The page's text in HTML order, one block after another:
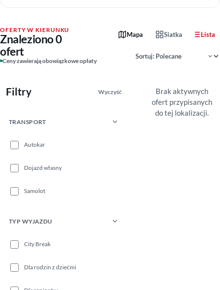
OFERTY W KIERUNKU
Znaleziono 0
ofert
Ceny zawierają obowiązkowe opłaty
Mapa Siatka Lista
Filtry Wyczyść
TRANSPORT
Autokar
Dojazd własny
Samolot
TYP WYJAZDU
City Break
Dla rodzin z dziećmi
Brak aktywnych
ofert przypisanych
do tej lokalizacji.